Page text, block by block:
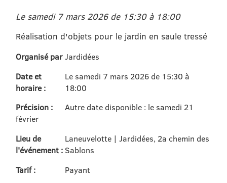
Le samedi 7 mars 2026 de 15:30 à 18:00
Réalisation d'objets pour le jardin en saule tressé
Organisé par Jardidées
Date et
horaire :
Le samedi 7 mars 2026 de 15:30 à
18:00
Précision :
Autre date disponible : le samedi 21
février
Lieu de
l'événement :
Laneuvelotte | Jardidées, 2a chemin des
Sablons
Tarif :
Payant